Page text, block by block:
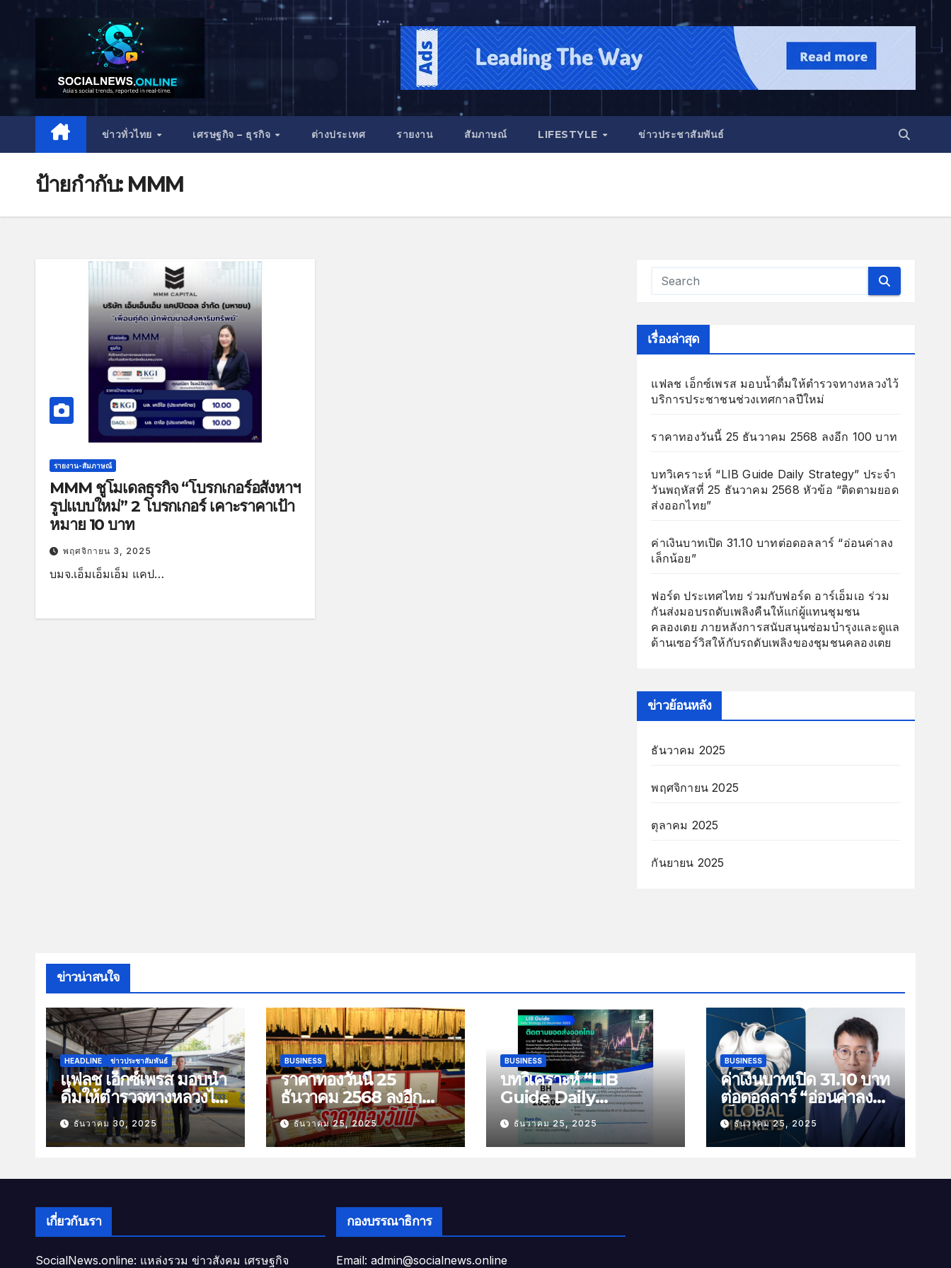
ข่าวทั่วไทย เศรษฐกิจ – ธุรกิจ ต่างประเทศ รายงาน สัมภาษณ์ LIFESTYLE ข่าวประชาสัมพันธ์
ป้ายกำกับ: MMM
รายงาน-สัมภาษณ์
MMM ชูโมเดลธุรกิจ “โบรกเกอร์อสังหาฯ
รูปแบบใหม่” 2 โบรกเกอร์ เคาะราคาเป้า
หมาย 10 บาท
พฤศจิกายน 3, 2025
บมจ.เอ็มเอ็มเอ็ม แคป…
เรื่องล่าสุด
แฟลช เอ็กซ์เพรส มอบน้ำดื่มให้ตำรวจทางหลวงไว้
บริการประชาชนช่วงเทศกาลปีใหม่
ราคาทองวันนี้ 25 ธันวาคม 2568 ลงอีก 100 บาท
บทวิเคราะห์ “LIB Guide Daily Strategy” ประจำ
วันพฤหัสที่ 25 ธันวาคม 2568 หัวข้อ “ติดตามยอด
ส่งออกไทย”
ค่าเงินบาทเปิด 31.10 บาทต่อดอลลาร์ “อ่อนค่าลง
เล็กน้อย”
ฟอร์ด ประเทศไทย ร่วมกับฟอร์ด อาร์เอ็มเอ ร่วม
กันส่งมอบรถดับเพลิงคืนให้แก่ผู้แทนชุมชน
คลองเตย ภายหลังการสนับสนุนซ่อมบำรุงและดูแล
ด้านเซอร์วิสให้กับรถดับเพลิงของชุมชนคลองเตย
ข่าวย้อนหลัง
ธันวาคม 2025
พฤศจิกายน 2025
ตุลาคม 2025
กันยายน 2025
ข่าวน่าสนใจ
HEADLINE ข่าวประชาสัมพันธ์
แฟลช เอ็กซ์เพรส มอบน้ำ
ดื่มให้ตำรวจทางหลวงไว้
บริการประชาชนช่วง
เทศกาลปีใหม่
ธันวาคม 30, 2025
BUSINESS
ราคาทองวันนี้ 25
ธันวาคม 2568 ลงอีก
100 บาท
ธันวาคม 25, 2025
BUSINESS
บทวิเคราะห์ “LIB
Guide Daily
Strategy” ประจำวัน
พฤหัสที่ 25 ธันวาคม
2568 หัวข้อ “ติดตาม
ธันวาคม 25, 2025
BUSINESS
ค่าเงินบาทเปิด 31.10 บาท
ต่อดอลลาร์ “อ่อนค่าลง
เล็กน้อย”
ธันวาคม 25, 2025
เกี่ยวกับเรา
SocialNews.online: แหล่งรวม ข่าวสังคม เศรษฐกิจ
กองบรรณาธิการ
Email: admin@socialnews.online